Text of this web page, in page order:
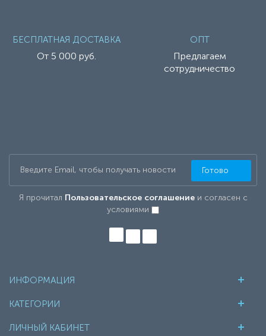
БЕСПЛАТНАЯ ДОСТАВКА
От 5 000 руб.
ОПТ
Предлагаем
сотрудничество
Я прочитал Пользовательское соглашениеи согласен с
условиями
Готово
ИНФОРМАЦИЯ
КАТЕГОРИИ
ЛИЧНЫЙ КАБИНЕТ